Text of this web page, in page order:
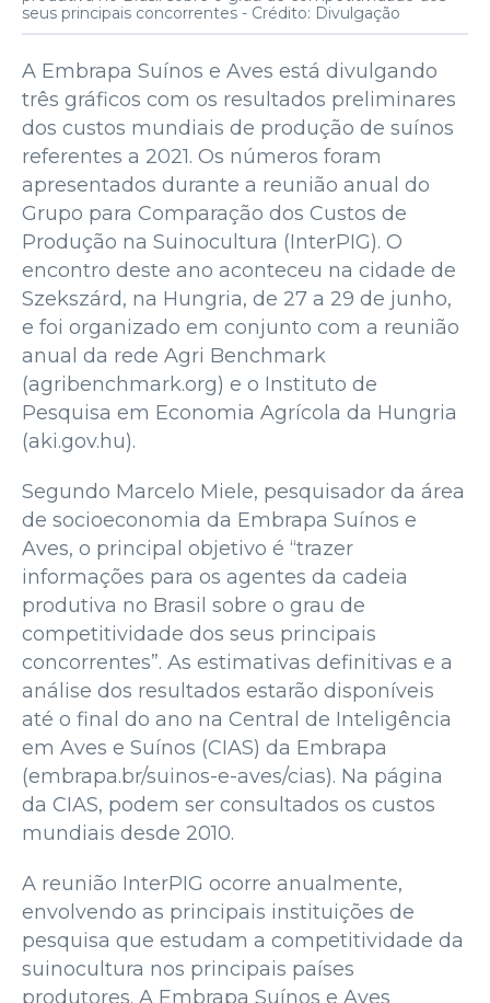
seus principais concorrentes - Crédito: Divulgação
A Embrapa Suínos e Aves está divulgando
três gráficos com os resultados preliminares
dos custos mundiais de produção de suínos
referentes a 2021. Os números foram
apresentados durante a reunião anual do
Grupo para Comparação dos Custos de
Produção na Suinocultura (InterPIG). O
encontro deste ano aconteceu na cidade de
Szekszárd, na Hungria, de 27 a 29 de junho,
e foi organizado em conjunto com a reunião
anual da rede Agri Benchmark
(agribenchmark.org) e o Instituto de
Pesquisa em Economia Agrícola da Hungria
(aki.gov.hu).
Segundo Marcelo Miele, pesquisador da área
de socioeconomia da Embrapa Suínos e
Aves, o principal objetivo é “trazer
informações para os agentes da cadeia
produtiva no Brasil sobre o grau de
competitividade dos seus principais
concorrentes”. As estimativas definitivas e a
análise dos resultados estarão disponíveis
até o final do ano na Central de Inteligência
em Aves e Suínos (CIAS) da Embrapa
(embrapa.br/suinos-e-aves/cias). Na página
da CIAS, podem ser consultados os custos
mundiais desde 2010.
A reunião InterPIG ocorre anualmente,
envolvendo as principais instituições de
pesquisa que estudam a competitividade da
suinocultura nos principais países
produtores. A Embrapa Suínos e Aves